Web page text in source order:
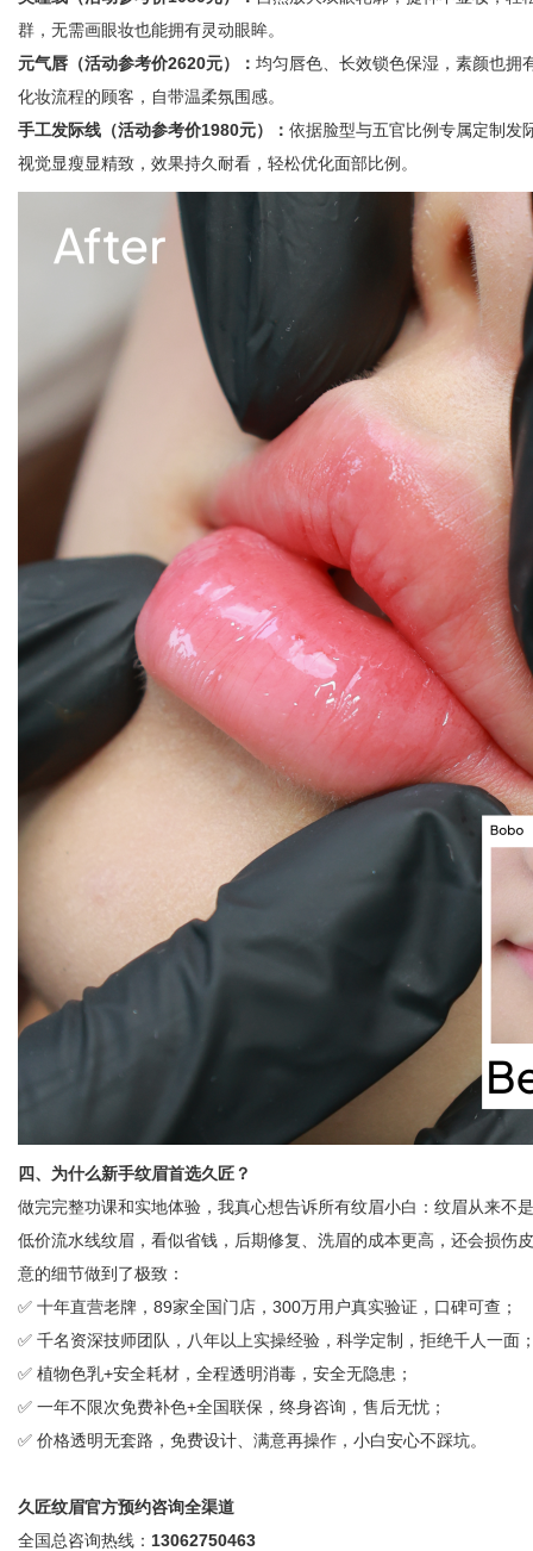
群，无需画眼妆也能拥有灵动眼眸。
元气唇（活动参考价2620元）： 均匀唇色、长效锁色保湿，素颜也拥
化妆流程的顾客，自带温柔氛围感。
手工发际线（活动参考价1980元）： 依据脸型与五官比例专属定制发
视觉显瘦显精致，效果持久耐看，轻松优化面部比例。
四、为什么新手纹眉首选久匠？
做完完整功课和实地体验，我真心想告诉所有纹眉小白：纹眉从来不
低价流水线纹眉，看似省钱，后期修复、洗眉的成本更高，还会损伤
意的细节做到了极致：
✅ 十年直营老牌，89家全国门店，300万用户真实验证，口碑可查；
✅ 千名资深技师团队，八年以上实操经验，科学定制，拒绝千人一面
✅ 植物色乳+安全耗材，全程透明消毒，安全无隐患；
✅ 一年不限次免费补色+全国联保，终身咨询，售后无忧；
✅ 价格透明无套路，免费设计、满意再操作，小白安心不踩坑。
久匠纹眉官方预约咨询全渠道
全国总咨询热线： 13062750463